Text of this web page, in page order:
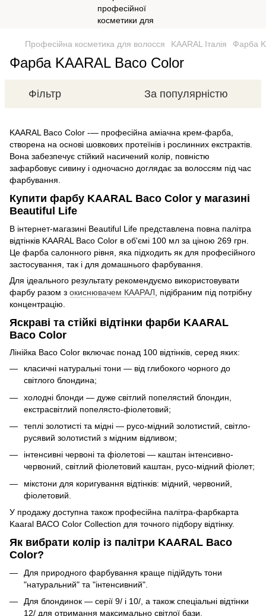
Професійна косметика для волосся KAARAL Італія Фарба
Фарба KAARAL Baco Color
Фільтр За популярністю
KAARAL Baco Color -— професійна аміачна крем-фарба,
створена на основі шовкових протеїнів і рослинних екстрактів.
Вона забезпечує стійкий насичений колір, повністю
зафарбовує сивину і одночасно доглядає за волоссям під час
фарбування.
Купити фарбу KAARAL Baco Color у магазині
Beautiful Life
В інтернет-магазині Beautiful Life представлена повна палітра
відтінків KAARAL Baco Color в об'ємі 100 мл за ціною 269 грн.
Це фарба салонного рівня, яка підходить як для професійного
застосування, так і для домашнього фарбування.
Для ідеального результату рекомендуємо використовувати
фарбу разом з окиснювачем КААРАЛ , підібраним під потрібну
концентрацію.
Яскраві та стійкі відтінки фарби KAARAL
Baco Color
Лінійка Baco Color включає понад 100 відтінків, серед яких:
класичні натуральні тони — від глибокого чорного до
світлого блондина;
холодні блонди — дуже світлий попелястий блондин,
екстрасвітлий попелясто-фіолетовий;
теплі золотисті та мідні — русо-мідний золотистий, світло-
русявий золотистий з мідним відливом;
інтенсивні червоні та фіолетові — каштан інтенсивно-
червоний, світлий фіолетовий каштан, русо-мідний фіолет;
мікстони для коригування відтінків: мідний, червоний,
фіолетовий.
У продажу доступна також професійна палітра-фарбкарта
Kaaral BACO Color Collection для точного підбору відтінку.
Як вибрати колір із палітри KAARAL Baco
Color?
Для природного фарбування краще підійдуть тони
"натуральний" та "інтенсивний".
Для блондинок — серії 9/ і 10/, а також спеціальні відтінки
12/ для отримання максимально світлої бази.